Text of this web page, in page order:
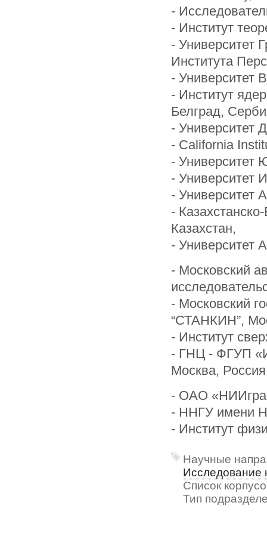
-
- Институт
- Университет
Института
- Университет
- Институт
Белград,
- Университет
- California
- Университет
- Университет
- Университет
-
Казахстан,
- Университет
- Московский
- Московский
“СТАНКИН”,
- Институт
- ГНЦ - ФГУП
Москва, Россия
- ОАО
- ННГУ имени
- Институт
Научные
Исследование
Список
Тип